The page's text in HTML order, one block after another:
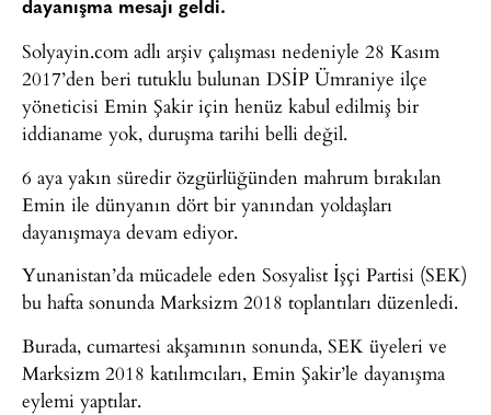
dayanışma mesajı geldi.
Solyayin.com adlı arşiv çalışması nedeniyle 28 Kasım
2017’den beri tutuklu bulunan DSİP Ümraniye ilçe
yöneticisi Emin Şakir için henüz kabul edilmiş bir
iddianame yok, duruşma tarihi belli değil.
6 aya yakın süredir özgürlüğünden mahrum bırakılan
Emin ile dünyanın dört bir yanından yoldaşları
dayanışmaya devam ediyor.
Yunanistan’da mücadele eden Sosyalist İşçi Partisi (SEK)
bu hafta sonunda Marksizm 2018 toplantıları düzenledi.
Burada, cumartesi akşamının sonunda, SEK üyeleri ve
Marksizm 2018 katılımcıları, Emin Şakir’le dayanışma
eylemi yaptılar.